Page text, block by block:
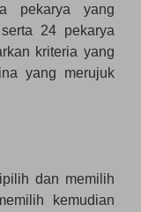
pekarya yang
24 pekarya
kriteria yang
yang merujuk
dan memilih
kemudian